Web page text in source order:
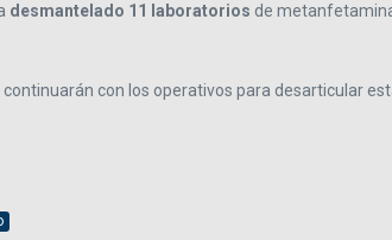
desmantelado 11 laboratorios de
con los operativos para desarticular